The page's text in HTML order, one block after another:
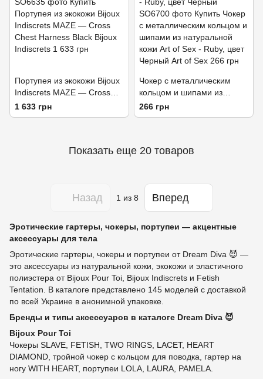
Портупея из экокожи Bijoux
Indiscrets MAZE — Cross
Chest Harness Black
1 633 грн
Чокер с металлическим
кольцом и шипами из
натуральной кожи Art of Sex
- Ruby, цвет Черный
266 грн
Показать еще 20 товаров
Назад 1 из 8 Вперед
Эротические гартеры, чокеры, портупеи — акцентные
аксессуары для тела
Эротические гартеры, чокеры и портупеи от Dream Diva 😈 —
это аксессуары из натуральной кожи, экокожи и эластичного
полиэстера от Bijoux Pour Toi, Bijoux Indiscrets и Fetish
Tentation. В каталоге представлено 145 моделей с доставкой
по всей Украине в анонимной упаковке.
Бренды и типы аксессуаров в каталоге Dream Diva 😈
Bijoux Pour Toi
Чокеры SLAVE, FETISH, TWO RINGS, LACET, HEART
DIAMOND, тройной чокер с кольцом для поводка, гартер на
ногу WITH HEART, портупеи LOLA, LAURA, PAMELA.